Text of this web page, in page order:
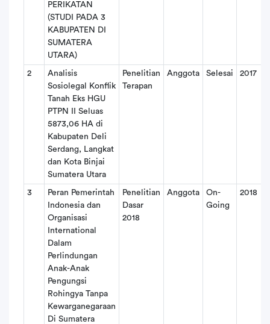
PERIKATAN
(STUDI PADA 3
KABUPATEN DI
SUMATERA
UTARA)
2
Analisis
Sosiolegal Konflik
Tanah Eks HGU
PTPN II Seluas
5873,06 HA di
Kabupaten Deli
Serdang, Langkat
dan Kota Binjai
Sumatera Utara
Penelitian
Terapan
Anggota Selesai 2017
3
Peran Pemerintah
Indonesia dan
Organisasi
International
Dalam
Perlindungan
Anak-Anak
Pengungsi
Rohingya Tanpa
Kewarganegaraan
Di Sumatera
Penelitian
Dasar
2018
Anggota
On-
Going
2018